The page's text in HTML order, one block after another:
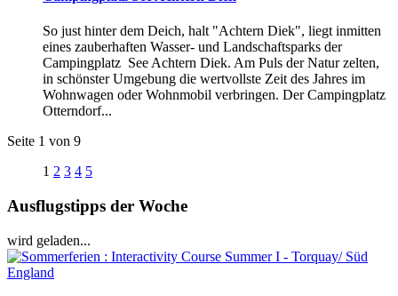
So just hinter dem Deich, halt "Achtern Diek", liegt inmitten
eines zauberhaften Wasser- und Landschaftsparks der
Campingplatz See Achtern Diek. Am Puls der Natur zelten,
in schönster Umgebung die wertvollste Zeit des Jahres im
Wohnwagen oder Wohnmobil verbringen. Der Campingplatz
Otterndorf...
Seite 1 von 9
1 2 3 4 5
Ausflugstipps der Woche
wird geladen...